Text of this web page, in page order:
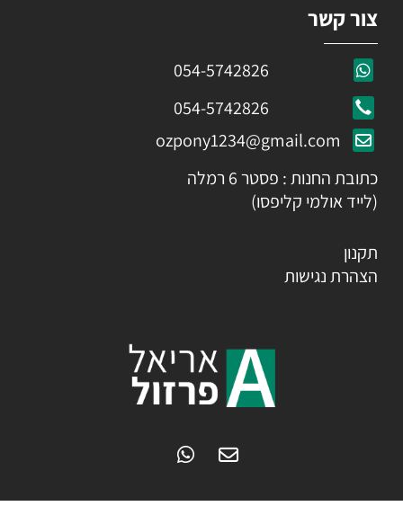
צור קשר
054-5742826
054-5742826
ozpony1234@gmail.com
כתובת החנות : פסטר 6 רמלה
(לייד אולמי קליפסו)
תקנון
הצהרת נגישות